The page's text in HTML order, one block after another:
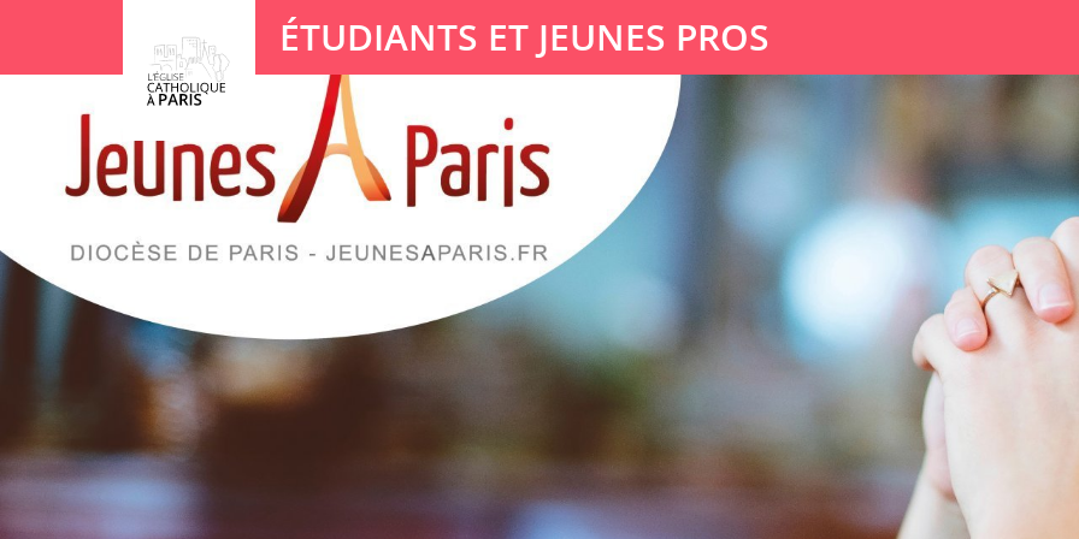
ÉTUDIANTS ET JEUNES PROS
Votre recherche
Panneau de gestion des cookies